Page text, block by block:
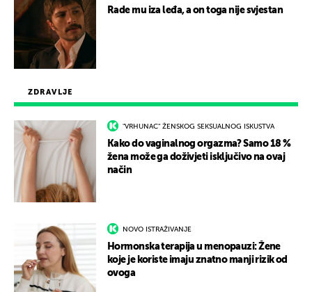
ZDRAVLJE
"VRHUNAC" ŽENSKOG SEKSUALNOG ISKUSTVA
Kako do vaginalnog orgazma? Samo 18 %
žena može ga doživjeti isključivo na ovaj
način
NOVO ISTRAŽIVANJE
Hormonska terapija u menopauzi: Žene
koje je koriste imaju znatno manji rizik od
ovoga
Rade mu iza leđa, a on toga nije svjestan